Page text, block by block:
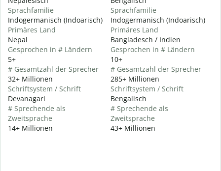
Sprachfamilie
Indogermanisch (Indoarisch)
Primäres Land
Nepal
Gesprochen in # Ländern
5+
# Gesamtzahl der Sprecher
32+ Millionen
Schriftsystem / Schrift
Devanagari
# Sprechende als
Zweitsprache
14+ Millionen
Sprachfamilie
Indogermanisch (Indoarisch)
Primäres Land
Bangladesch / Indien
Gesprochen in # Ländern
10+
# Gesamtzahl der Sprecher
285+ Millionen
Schriftsystem / Schrift
Bengalisch
# Sprechende als
Zweitsprache
43+ Millionen